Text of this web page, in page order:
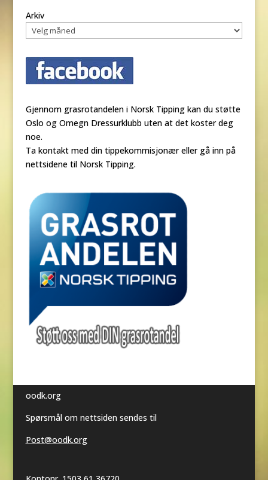
Arkiv
Gjennom grasrotandelen i Norsk Tipping kan du støtte
Oslo og Omegn Dressurklubb uten at det koster deg
noe.
Ta kontakt med din tippekommisjonær eller gå inn på
nettsidene til Norsk Tipping.
oodk.org
Spørsmål om nettsiden sendes til
Post@oodk.org